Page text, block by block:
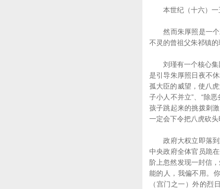
本世纪（十六）一五
然而朱厚照是一个
不灵的曾祖父朱祁镇
刘瑾有一个核心集团
是引导朱厚照日夜不
孤大臣的威望，使八
子小人不并立”、“除
孩子跳起来的挑拨刺
一定会下令把八虎砍头
政府大权立即落到
中央政府全体官员跪
阶上忽然发现一封信
能的人，我偏不用。
（宫门之一）外的烈